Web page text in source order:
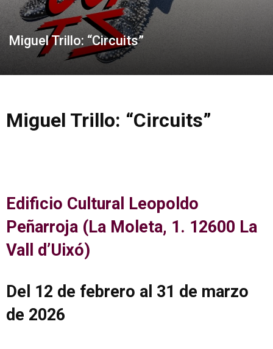
Miguel Trillo: “Circuits”
Miguel Trillo: “Circuits”
Edificio Cultural Leopoldo
Peñarroja (La Moleta, 1. 12600 La
Vall d’Uixó)
Del 12 de febrero al 31 de marzo
de 2026